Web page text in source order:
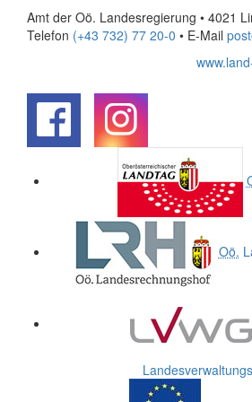
Amt der Oö. Landesregierung • 4021
Telefon (+43 732) 77 20-0 • E-Mail
Oö.